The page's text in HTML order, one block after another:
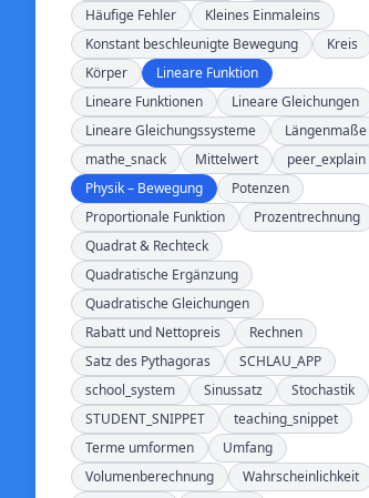
Häufige Fehler
Kleines Einmaleins
Konstant beschleunigte Bewegung
Kreis
Körper
Lineare Funktion
Lineare Funktionen
Lineare Gleichungen
Lineare Gleichungssysteme
Längenmaße
mathe_snack
Mittelwert
peer_explain
Physik – Bewegung
Potenzen
Proportionale Funktion
Prozentrechnung
Quadrat & Rechteck
Quadratische Ergänzung
Quadratische Gleichungen
Rabatt und Nettopreis
Rechnen
Satz des Pythagoras
SCHLAU_APP
school_system
Sinussatz
Stochastik
STUDENT_SNIPPET
teaching_snippet
Terme umformen
Umfang
Volumenberechnung
Wahrscheinlichkeit